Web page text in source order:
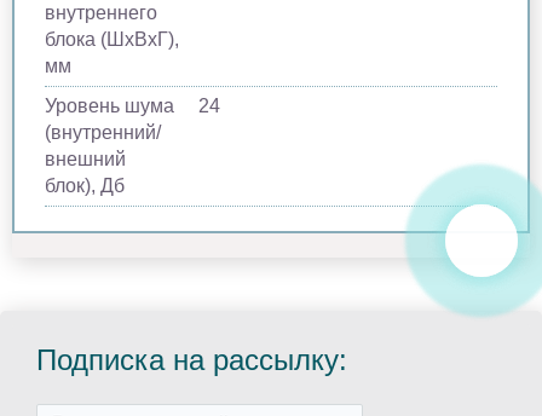
внутреннего
блока (ШхВхГ),
мм
Уровень шума
(внутренний/
внешний
блок), Дб
24
Подписка на рассылку: